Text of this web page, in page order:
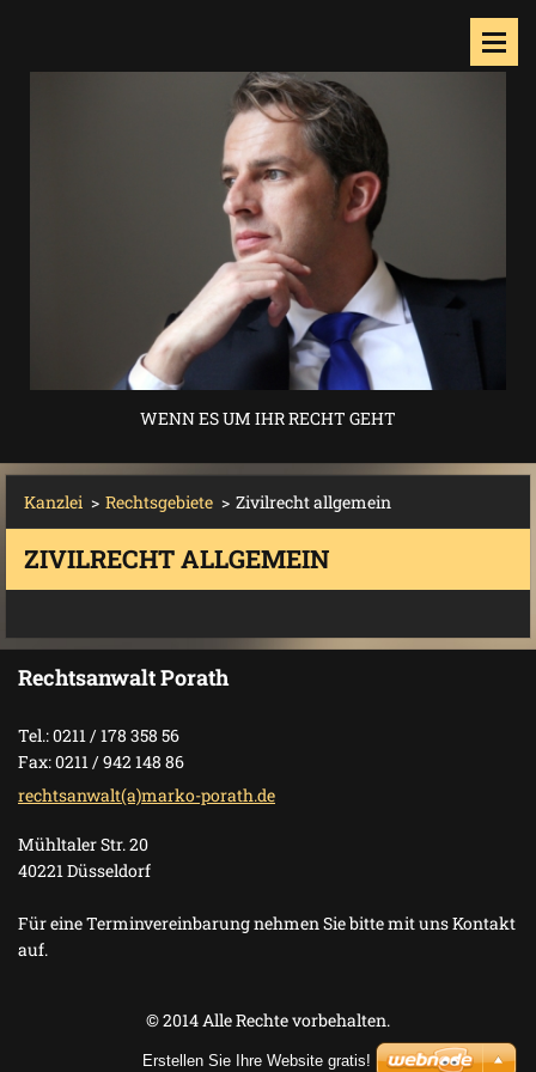
WENN ES UM IHR RECHT GEHT
Kanzlei > Rechtsgebiete > Zivilrecht allgemein
ZIVILRECHT ALLGEMEIN
Rechtsanwalt Porath
Tel.: 0211 / 178 358 56
Fax: 0211 / 942 148 86
rechtsanwalt(a)marko-porath.de
Mühltaler Str. 20
40221 Düsseldorf
Für eine Terminvereinbarung nehmen Sie bitte mit uns Kontakt
auf.
© 2014 Alle Rechte vorbehalten.
Erstellen Sie Ihre Website gratis!